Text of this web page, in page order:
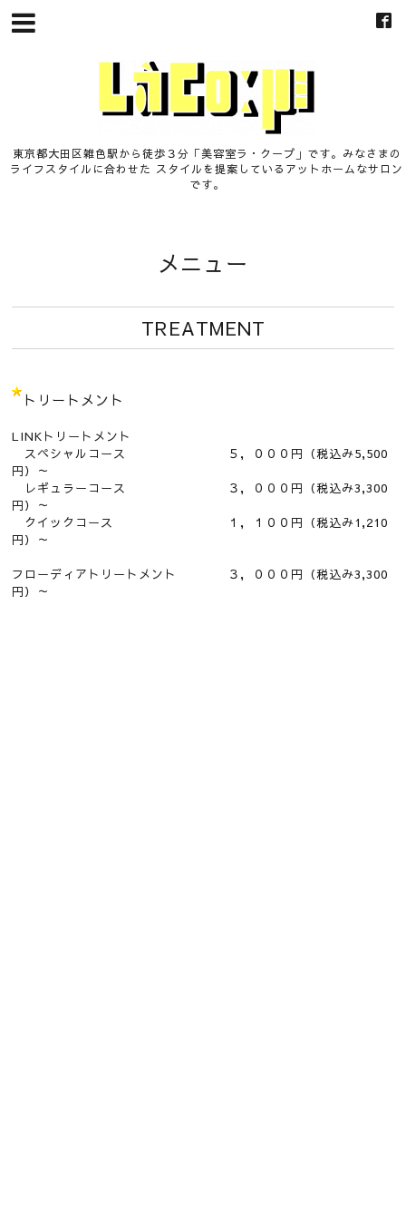
東京都大田区雑色駅から徒歩３分「美容室ラ・クープ」です。みなさまの
ライフスタイルに合わせた スタイルを提案しているアットホームなサロン
です。
メニュー
TREATMENT
トリートメント
LINKトリートメント
スペシャルコース ５，０００円（税込み5,500
円）～
レギュラーコース ３，０００円（税込み3,300
円）～
クイックコース １，１００円（税込み1,210
円）～
フローディアトリートメント ３，０００円（税込み3,300
円）～